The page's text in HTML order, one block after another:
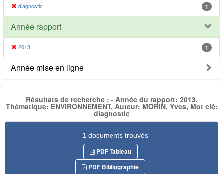
diagnostic 1
Année rapport
2013 1
Année mise en ligne
Résultats de recherche : - Année du rapport: 2013,
Thématique: ENVIRONNEMENT, Auteur: MORIN, Yves, Mot clé:
diagnostic
1 documents trouvés
PDF Tableau
PDF Bibliographie